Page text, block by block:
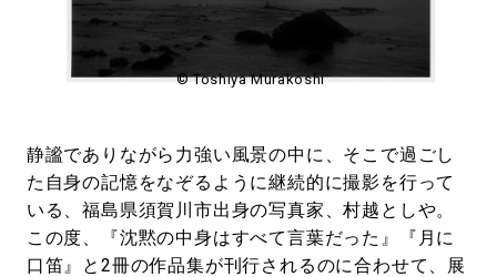
#LIFESTYLE #SNEAKER #OUTDOOR
#SPORTS #HANDSOME HANDBOOK
© Toshiya Murakoshi
静謐でありながら力強い風景の中に、そこで過ごし
た自身の記憶をなぞるように継続的に撮影を行って
いる、福島県須賀川市出身の写真家、村越としや。
この度、『沈黙の中身はすべて言葉だった』『月に
口笛』と2冊の作品集が刊行されるのに合わせて、展